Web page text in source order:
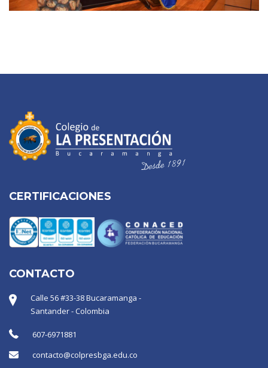
CERTIFICACIONES
CONTACTO
Calle 56 #33-38 Bucaramanga -
Santander - Colombia
607-6971881
contacto@colpresbga.edu.co